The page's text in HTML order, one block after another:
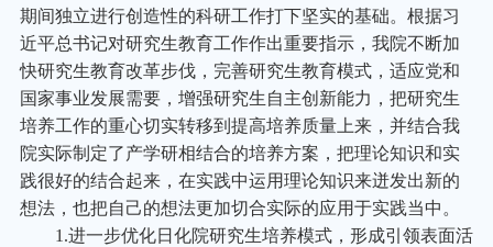
期间独立进行创造性的科研工作打下坚实的基础。根据习
近平总书记对研究生教育工作作出重要指示，我院不断加
快研究生教育改革步伐，完善研究生教育模式，适应党和
国家事业发展需要，增强研究生自主创新能力，把研究生
培养工作的重心切实转移到提高培养质量上来，并结合我
院实际制定了产学研相结合的培养方案，把理论知识和实
践很好的结合起来，在实践中运用理论知识来迸发出新的
想法，也把自己的想法更加切合实际的应用于实践当中。
1.进一步优化日化院研究生培养模式，形成引领表面活